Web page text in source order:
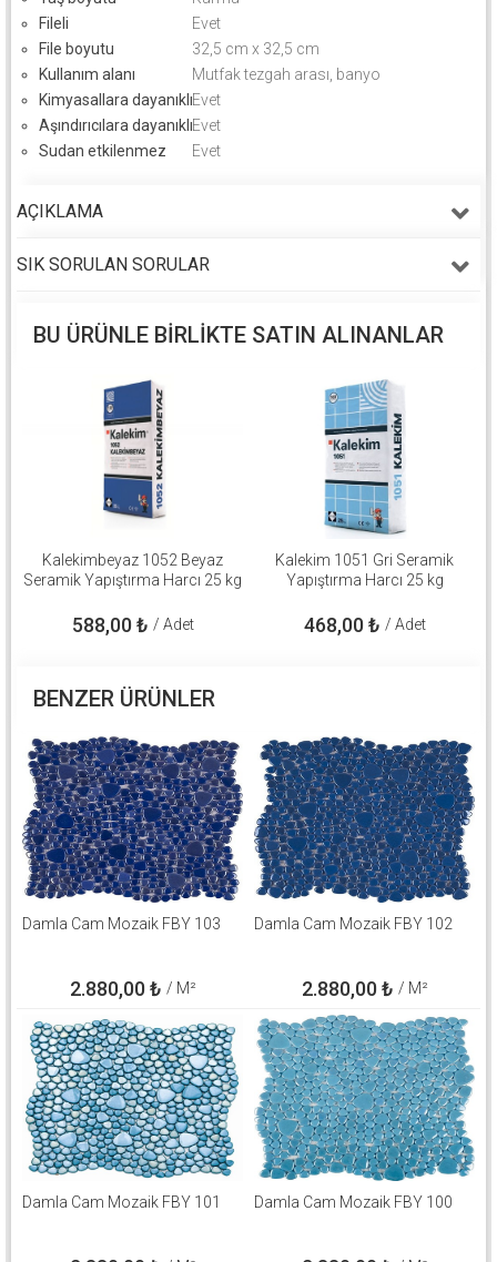
Fileli
Evet
File boyutu
32,5 cm x 32,5 cm
Kullanım alanı
Mutfak tezgah arası, banyo
Kimyasallara dayanıklıEvet
Aşındırıcılara dayanıklıEvet
Sudan etkilenmez
Evet
AÇIKLAMA
SIK SORULAN SORULAR
BU ÜRÜNLE BIRLIKTE SATIN ALINANLAR
Kalekimbeyaz 1052 Beyaz
Seramik Yapıştırma Harcı 25 kg
588,00₺ / Adet
Kalekim 1051 Gri Seramik
Yapıştırma Harcı 25 kg
468,00₺ / Adet
BENZER ÜRÜNLER
Damla Cam Mozaik FBY 103
2.880,00₺ / M²
Damla Cam Mozaik FBY 102
2.880,00₺ / M²
Damla Cam Mozaik FBY 101 Damla Cam Mozaik FBY 100